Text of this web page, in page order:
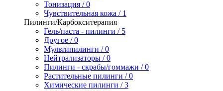
Тонизация / 0
Чувствительная кожа / 1
Пилинги/Карбокситерапия
Гель/паста - пилинги / 5
Другое / 0
Мультипилинги / 0
Нейтрализаторы / 0
Пилинги - скрабы/гоммажи / 0
Растительные пилинги / 0
Химические пилинги / 3